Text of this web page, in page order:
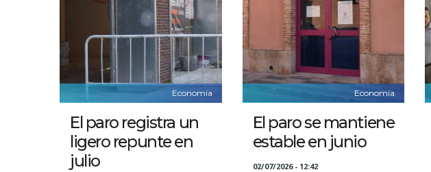
Economía
El paro registra un
ligero repunte en
julio
Economía
El paro se mantiene
estable en junio
02/07/2026 - 12:42